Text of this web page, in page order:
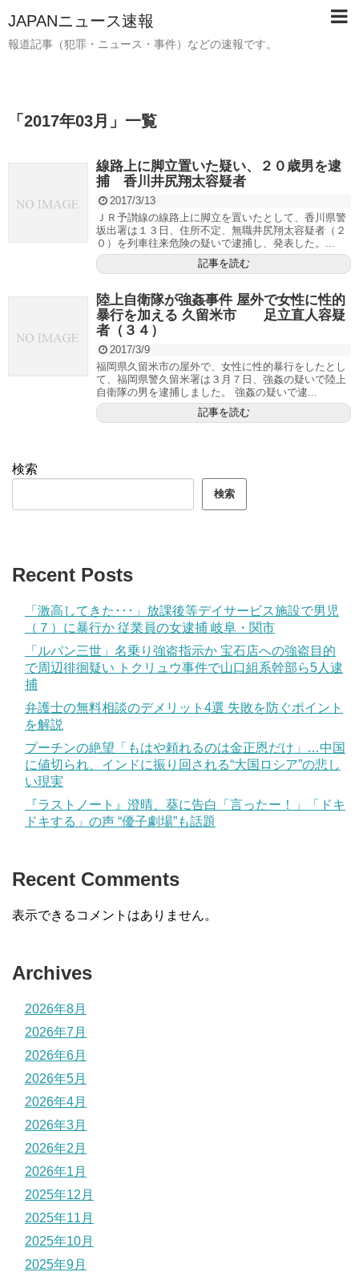
JAPANニュース速報
報道記事（犯罪・ニュース・事件）などの速報です。
「 2017年03月 」 一覧
線路上に脚立置いた疑い、２０歳男を逮
捕 香川井尻翔太容疑者
2017/3/13
ＪＲ予讃線の線路上に脚立を置いたとして、香川県警
坂出署は１３日、住所不定、無職井尻翔太容疑者（２
０）を列車往来危険の疑いで逮捕し、発表した。...
記事を読む
陸上自衛隊が強姦事件 屋外で女性に性的
暴行を加える 久留米市 足立直人容疑
者（３４）
2017/3/9
福岡県久留米市の屋外で、女性に性的暴行をしたとし
て、福岡県警久留米署は３月７日、強姦の疑いで陸上
自衛隊の男を逮捕しました。 強姦の疑いで逮...
記事を読む
検索
検索
Recent Posts
「激高してきた･･･」放課後等デイサービス施設で男児
（７）に暴行か 従業員の女逮捕 岐阜・関市
「ルパン三世」名乗り強盗指示か 宝石店への強盗目的
で周辺徘徊疑い トクリュウ事件で山口組系幹部ら5人逮
捕
弁護士の無料相談のデメリット4選 失敗を防ぐポイント
を解説
プーチンの絶望「もはや頼れるのは金正恩だけ」…中国
に値切られ、インドに振り回される“大国ロシア”の悲し
い現実
『ラストノート』澄晴、葵に告白「言ったー！」「ドキ
ドキする」の声 “優子劇場”も話題
Recent Comments
表示できるコメントはありません。
Archives
2026年8月
2026年7月
2026年6月
2026年5月
2026年4月
2026年3月
2026年2月
2026年1月
2025年12月
2025年11月
2025年10月
2025年9月